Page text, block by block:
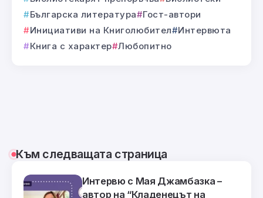
Българска литература
Гост-автори
Инициативи на Книголюбител
Интервюта
Книга с характер Любопитно
Към следващата страница
Интервю с Мая Джамбазка –
автор на “Кладенецът на